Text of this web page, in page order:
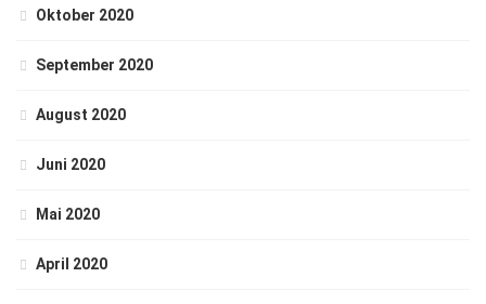
Oktober 2020
September 2020
August 2020
Juni 2020
Mai 2020
April 2020